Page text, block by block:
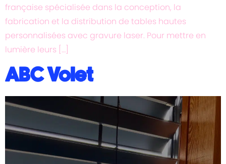
française spécialisée dans la conception, la
fabrication et la distribution de tables hautes
personnalisées avec gravure laser. Pour mettre en
lumière leurs […]
ABC Volet